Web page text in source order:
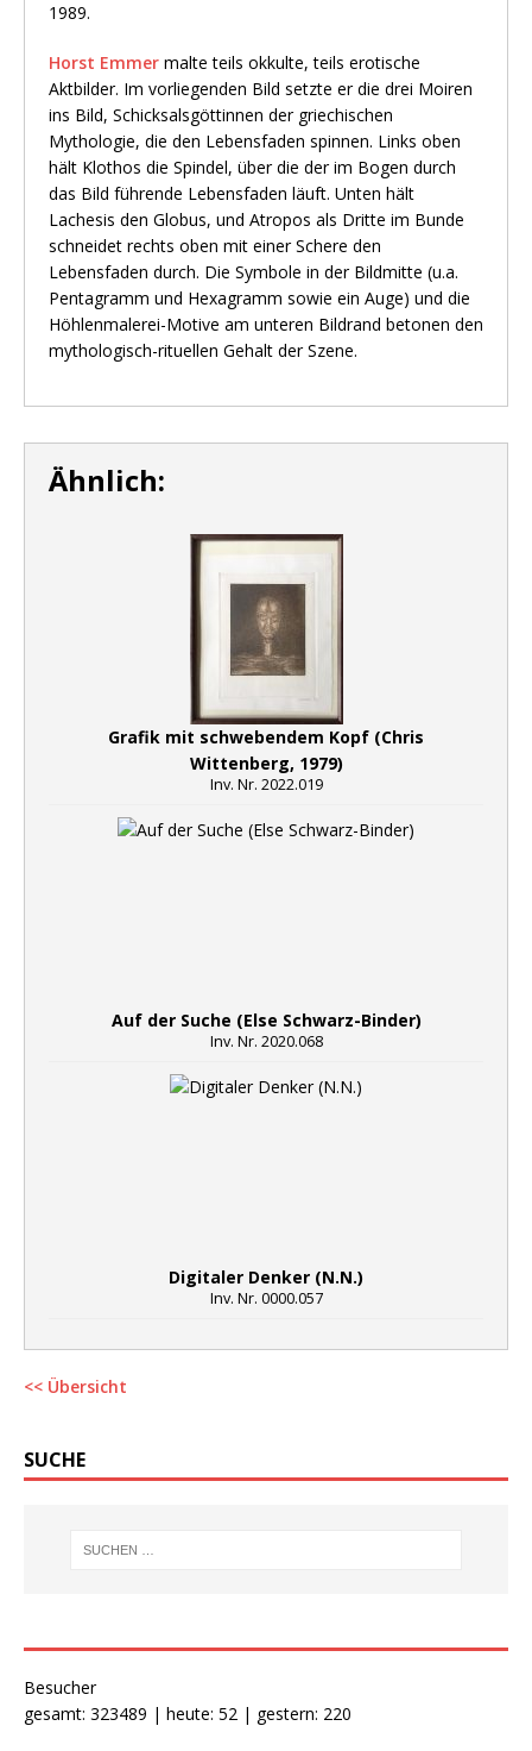
1989.
Horst Emmer malte teils okkulte, teils erotische
Aktbilder. Im vorliegenden Bild setzte er die drei Moiren
ins Bild, Schicksalsgöttinnen der griechischen
Mythologie, die den Lebensfaden spinnen. Links oben
hält Klothos die Spindel, über die der im Bogen durch
das Bild führende Lebensfaden läuft. Unten hält
Lachesis den Globus, und Atropos als Dritte im Bunde
schneidet rechts oben mit einer Schere den
Lebensfaden durch. Die Symbole in der Bildmitte (u.a.
Pentagramm und Hexagramm sowie ein Auge) und die
Höhlenmalerei-Motive am unteren Bildrand betonen den
mythologisch-rituellen Gehalt der Szene.
Ähnlich:
Grafik mit schwebendem Kopf (Chris
Wittenberg, 1979)
Inv. Nr. 2022.019
Auf der Suche (Else Schwarz-Binder)
Inv. Nr. 2020.068
Digitaler Denker (N.N.)
Inv. Nr. 0000.057
<< Übersicht
SUCHE
Besucher
gesamt: 323489 | heute: 52 | gestern: 220